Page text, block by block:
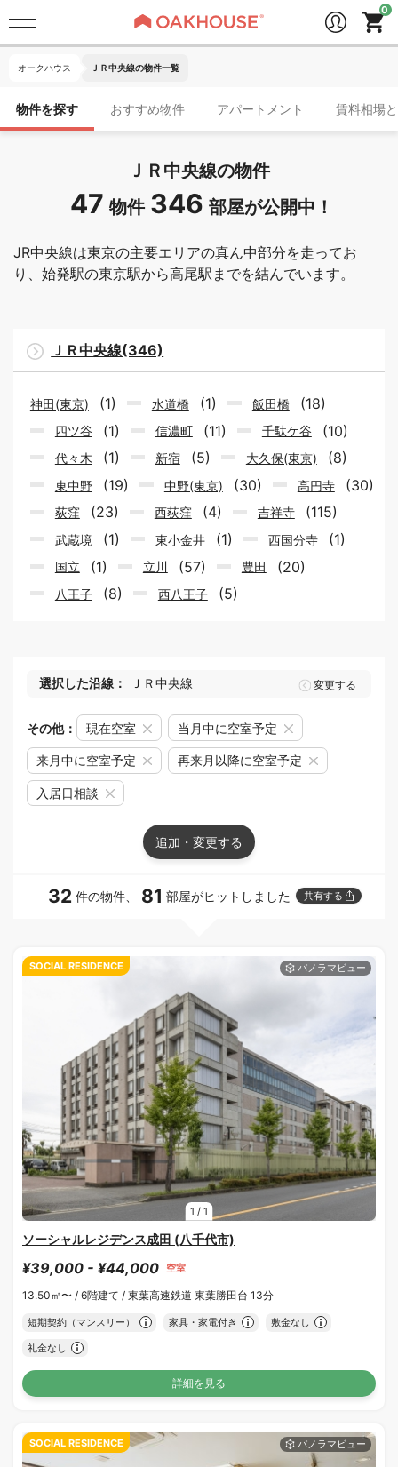
オークハウス ＪＲ中央線の物件一覧
物件を探す おすすめ物件 アパートメント 賃料相場
ＪＲ中央線の物件
47 物件 346 部屋が公開中！
JR中央線は東京の主要エリアの真ん中部分を走ってお
り、始発駅の東京駅から高尾駅までを結んでいます。
ＪＲ中央線(346)
神田(東京) (1) 水道橋 (1) 飯田橋 (18)
四ツ谷 (1) 信濃町 (11) 千駄ケ谷 (10)
代々木 (1) 新宿 (5) 大久保(東京) (8)
東中野 (19) 中野(東京) (30) 高円寺 (30)
荻窪 (23) 西荻窪 (4) 吉祥寺 (115)
武蔵境 (1) 東小金井 (1) 西国分寺 (1)
国立 (1) 立川 (57) 豊田 (20)
八王子 (8) 西八王子 (5)
選択した沿線： ＪＲ中央線 変更する
その他： 現在空室 当月中に空室予定
来月中に空室予定 再来月以降に空室予定
入居日相談
追加・変更する
32 件の物件、 81 部屋がヒットしました 共有する
1 / 1
SOCIAL RESIDENCE
ソーシャルレジデンス成田 (八千代市)
¥39,000 - ¥44,000 空室
13.50㎡〜 / 6階建て / 東葉高速鉄道 東葉勝田台 13分
短期契約（マンスリー） 家具・家電付き 敷金なし
礼金なし
詳細を見る
SOCIAL RESIDENCE